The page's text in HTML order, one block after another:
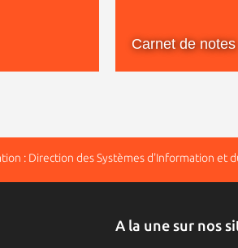
Carnet de notes
: Direction des Systèmes d'Information et
A la une sur nos